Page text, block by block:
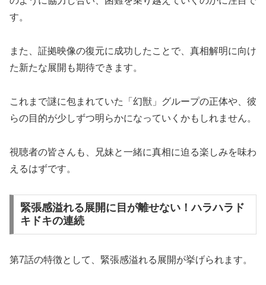
す。
また、証拠映像の復元に成功したことで、真相解明に向け
た新たな展開も期待できます。
これまで謎に包まれていた「幻獣」グループの正体や、彼
らの目的が少しずつ明らかになっていくかもしれません。
視聴者の皆さんも、兄妹と一緒に真相に迫る楽しみを味わ
えるはずです。
緊張感溢れる展開に目が離せない！ハラハラド
キドキの連続
第7話の特徴として、緊張感溢れる展開が挙げられます。